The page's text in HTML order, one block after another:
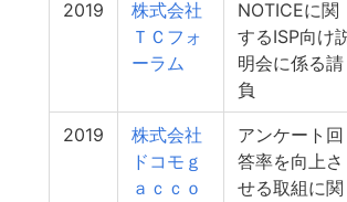
2019
株式会社
ＴＣフォ
ーラム
NOTICEに関
するISP向け
明会に係る請
負
2019
株式会社
ドコモｇ
ａｃｃｏ
アンケート回
答率を向上さ
せる取組に関